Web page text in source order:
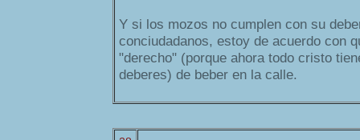
Y si los mozos no cumplen con su
conciudadanos, estoy de acuerdo con
"derecho" (porque ahora todo cristo
deberes) de beber en la calle.